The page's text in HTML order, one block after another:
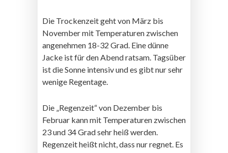
Die Trockenzeit geht von März bis
November mit Temperaturen zwischen
angenehmen 18-32 Grad. Eine dünne
Jacke ist für den Abend ratsam. Tagsüber
ist die Sonne intensiv und es gibt nur sehr
wenige Regentage.
Die „Regenzeit“ von Dezember bis
Februar kann mit Temperaturen zwischen
23 und 34 Grad sehr heiß werden.
Regenzeit heißt nicht, dass nur regnet. Es